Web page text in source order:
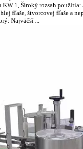
1, Široký rozsah použitia:
fľaše, štvorcovej fľaše a
Najväčší ...